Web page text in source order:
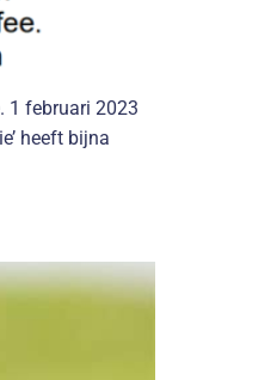
1 februari 2023
heeft bijna